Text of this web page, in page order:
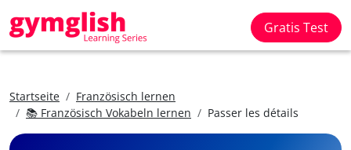
Gratis Test
Startseite
Französisch lernen
📚 Französisch Vokabeln lernen
Passer les détails